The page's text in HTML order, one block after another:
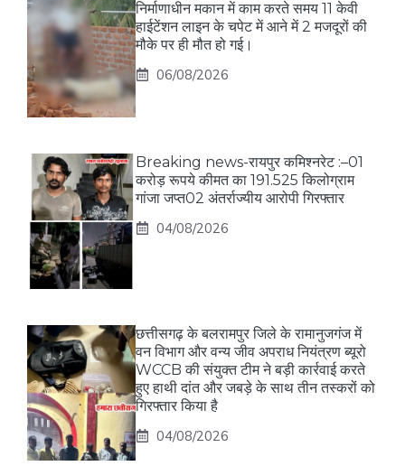
निर्माणाधीन मकान में काम करते समय 11 केवी
हाईटेंशन लाइन के चपेट में आने में 2 मजदूरों की
मौके पर ही मौत हो गई।
06/08/2026
Breaking news-रायपुर कमिश्नरेट :–01
करोड़ रूपये कीमत का 191.525 किलोग्राम
गांजा जप्त02 अंतर्राज्यीय आरोपी गिरफ्तार
04/08/2026
छत्तीसगढ़ के बलरामपुर जिले के रामानुजगंज में
वन विभाग और वन्य जीव अपराध नियंत्रण ब्यूरो
WCCB की संयुक्त टीम ने बड़ी कार्रवाई करते
हुए हाथी दांत और जबड़े के साथ तीन तस्करों को
गिरफ्तार किया है
04/08/2026